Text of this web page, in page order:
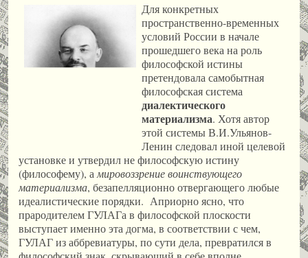
Для конкретных
пространственно-временных
условий России в начале
прошедшего века на роль
философской истины
претендовала самобытная
философская система
диалектического
материализма. Хотя автор
этой системы В.И.Ульянов-
Ленин следовал иной целевой
установке и утвердил не философскую истину
(философему), а мировоззрение воинствующего
материализма, безапелляционно отвергающего любые
идеалистические порядки. Априорно ясно, что
прародителем ГУЛАГа в философской плоскости
выступает именно эта догма, в соответствии с чем,
ГУЛАГ из аббревиатуры, по сути дела, превратился в